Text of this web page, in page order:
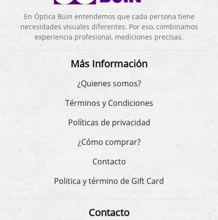
En Óptica Buin entendemos que cada persona tiene
necesidades visuales diferentes. Por eso, combinamos
experiencia profesional, mediciones precisas.
Más Información
¿Quienes somos?
Términos y Condiciones
Políticas de privacidad
¿Cómo comprar?
Contacto
Politica y término de Gift Card
Contacto